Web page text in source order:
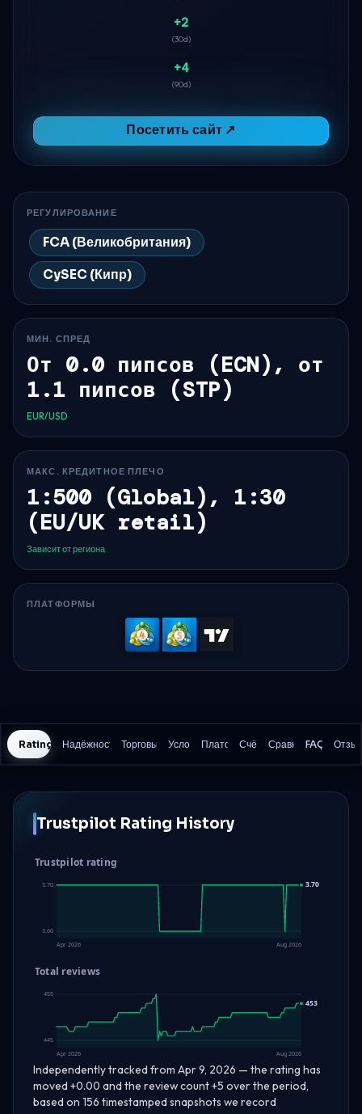
+2
(30d)
+4
(90d)
Посетить сайт ↗
РЕГУЛИРОВАНИЕ
FCA (Великобритания)
CySEC (Кипр)
МИН. СПРЕД
От 0.0 пипсов (ECN), от
1.1 пипсов (STP)
EUR/USD
МАКС. КРЕДИТНОЕ ПЛЕЧО
1:500 (Global), 1:30
(EU/UK retail)
Зависит от региона
ПЛАТФОРМЫ
MetaTrader
4
MetaTrader
Rating HistoryНадёжность и безопасность
Торговые издержки
УсловияПлатформы
Счёт Сравнение
FAQ
Trustpilot Rating History
Trustpilot rating
3.70
3.60
3.70
Apr 2026 Aug 2026
Total reviews
455
445
453
Apr 2026 Aug 2026
Independently tracked from Apr 9, 2026 — the rating has
moved +0.00 and the review count +5 over the period,
based on 156 timestamped snapshots we record